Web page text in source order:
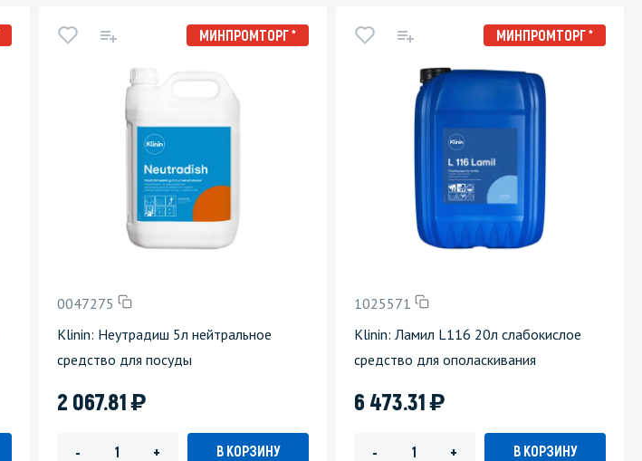
МИНПРОМТОРГ *
0047275
Klinin: Неутрадиш 5л нейтральное
средство для посуды
2 067.81)
- + В КОРЗИНУ
МИНПРОМТОРГ *
1025571
Klinin: Ламил L116 20л слабокислое
средство для ополаскивания
6 473.31)
- + В КОРЗИНУ